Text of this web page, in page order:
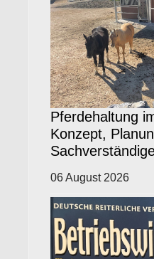
Pferdehaltung
Konzept,
06 August 2026